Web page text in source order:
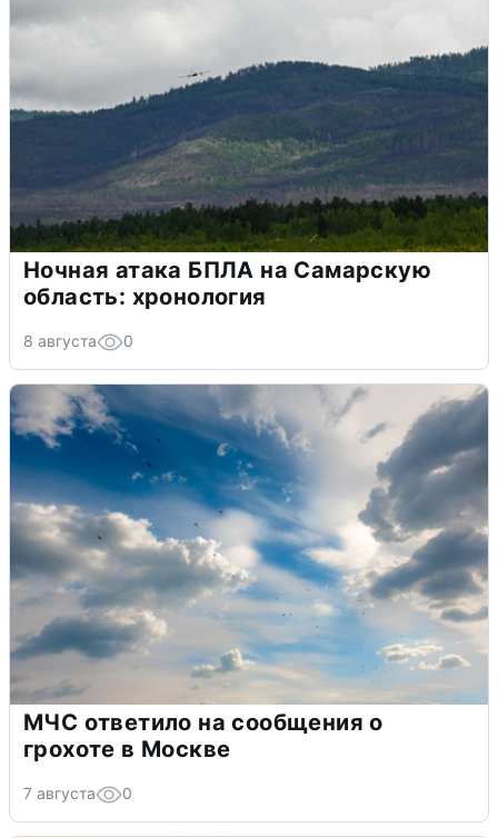
Ночная атака БПЛА на Самарскую
область: хронология
8 августа 0
МЧС ответило на сообщения о
грохоте в Москве
7 августа 0